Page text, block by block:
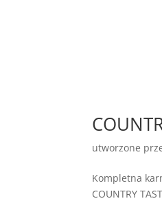
utworzone
Kompletna
COUNTRY